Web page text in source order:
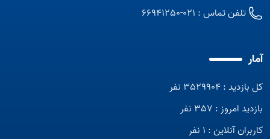
تلفن تماس : 021-66941250
آمار
کل بازدید : 3529904 نفر
بازدید امروز : 357 نفر
کاربران آنلاین : 1 نفر